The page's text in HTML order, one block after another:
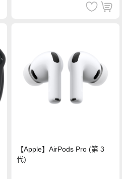
【Apple】AirPods Pro (第 3
代)